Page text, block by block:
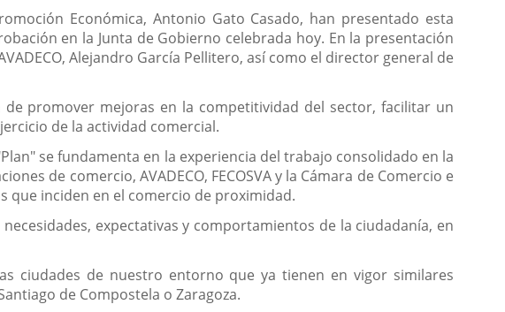
Económica, Antonio Gato Casado, han presentado esta
en la Junta de Gobierno celebrada hoy. En la presentación
Alejandro García Pellitero, así como el director general de
promover mejoras en la competitividad del sector, facilitar un
de la actividad comercial.
se fundamenta en la experiencia del trabajo consolidado en la
de comercio, AVADECO, FECOSVA y la Cámara de Comercio e
que inciden en el comercio de proximidad.
expectativas y comportamientos de la ciudadanía, en
ciudades de nuestro entorno que ya tienen en vigor similares
de Compostela o Zaragoza.